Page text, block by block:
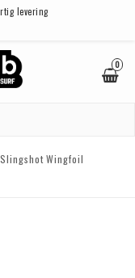
levering
0
Slingshot Wingfoil